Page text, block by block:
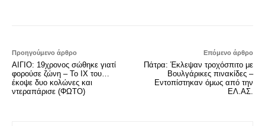
Προηγούμενο άρθρο
AΙΓΙΟ: 19χρονος σώθηκε γιατί
φορούσε ζώνη – Το ΙΧ του…
έκοψε δυο κολώνες και
ντεραπάρισε (ΦΩΤΟ)
Επόμενο άρθρο
Πάτρα: Έκλεψαν τροχόσπιτο με
Βουλγάρικες πινακίδες –
Εντοπίστηκαν όμως από την
ΕΛ.ΑΣ.